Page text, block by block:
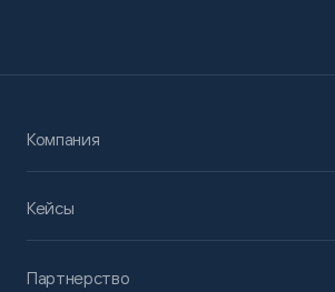
Компания
Кейсы
Партнерство